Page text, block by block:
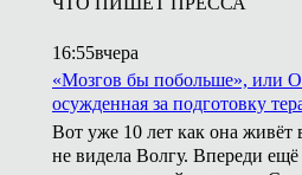
16:55вчера
«Мозгов бы побольше», или
осужденная за подготовку
Вот уже 10 лет как она
не видела Волгу. Впереди ещё